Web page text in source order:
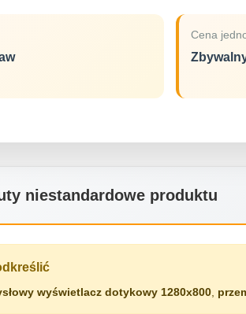
Cena
niestandardowe produktu
wyświetlacz dotykowy 1280x800,